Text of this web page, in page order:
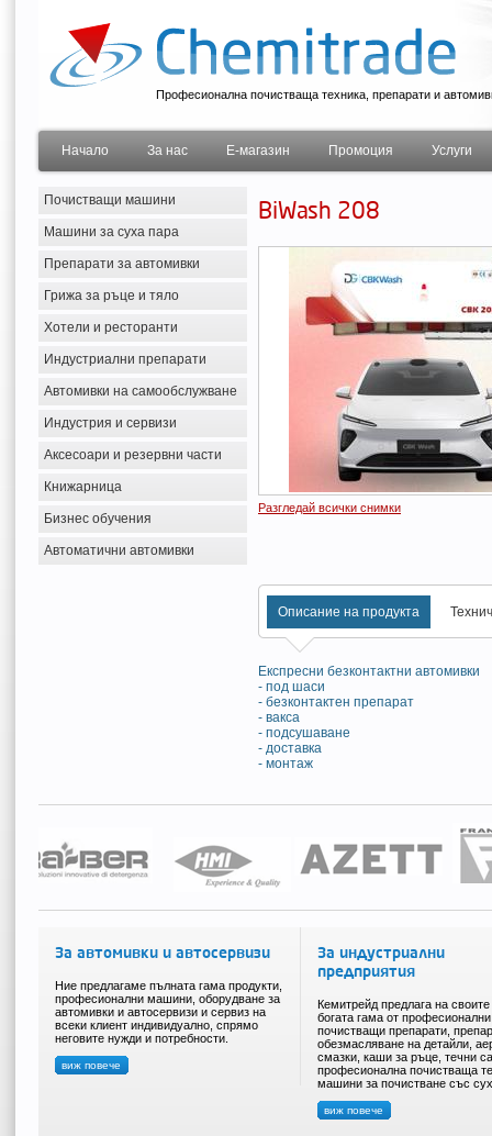
Професионална почистваща техника, препарати и
Начало За нас Е-магазин Промоция Услуги
Почистващи машини
Машини за суха пара
Препарати за автомивки
Грижа за ръце и тяло
Хотели и ресторанти
Индустриални препарати
Автомивки на самообслужване
Индустрия и сервизи
Аксесоари и резервни части
Книжарница
Бизнес обучения
Автоматични автомивки
BiWash 208
Разгледай всички снимки
Описание на продукта
Експресни безконтактни автомивки
- под шаси
- безконтактен препарат
- вакса
- подсушаване
- доставка
- монтаж
За автомивки и автосервизи
Ние предлагаме пълната гама продукти,
професионални машини, оборудване за
автомивки и автосервизи и сервиз на
всеки клиент индивидуално, спрямо
неговите нужди и потребности.
виж повече
За индустриални
предприятия
Кемитрейд предлага на своите
богата гама от професионални
почистващи препарати,
обезмасляване на детайли,
смазки, каши за ръце, течни
професионална почистваща
машини за почистване със
виж повече